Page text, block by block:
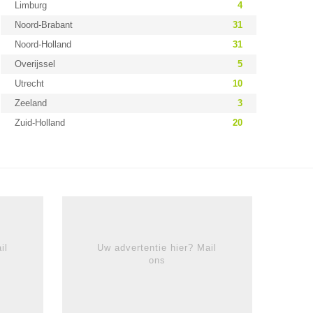
Limburg
4
Noord-Brabant
31
Noord-Holland
31
Overijssel
5
Utrecht
10
Zeeland
3
Zuid-Holland
20
Uw advertentie hier? Mail
ons